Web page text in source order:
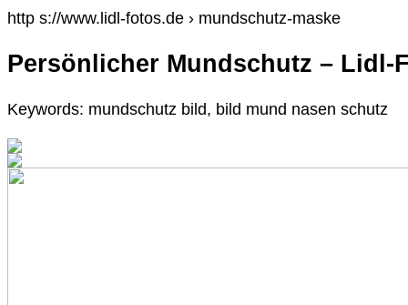
http s://www.lidl-fotos.de › mundschutz-maske
Persönlicher Mundschutz – Lidl-
Keywords: mundschutz bild, bild mund nasen schutz